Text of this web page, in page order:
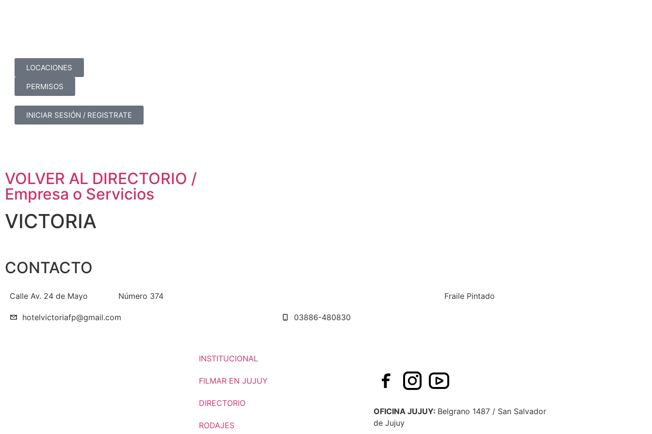
LOCACIONES
PERMISOS
INICIAR SESIÓN / REGISTRATE
VOLVER AL DIRECTORIO /
Empresa o Servicios
VICTORIA
CONTACTO
Calle Av. 24 de Mayo Número 374 Fraile Pintado
hotelvictoriafp@gmail.com 03886-480830
INSTITUCIONAL
FILMAR EN JUJUY
DIRECTORIO
RODAJES
OFICINA JUJUY: Belgrano 1487 / San Salvador
de Jujuy